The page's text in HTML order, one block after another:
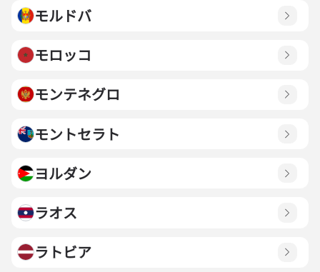
モルドバ
モロッコ
モンテネグロ
モントセラト
ヨルダン
ラオス
ラトビア